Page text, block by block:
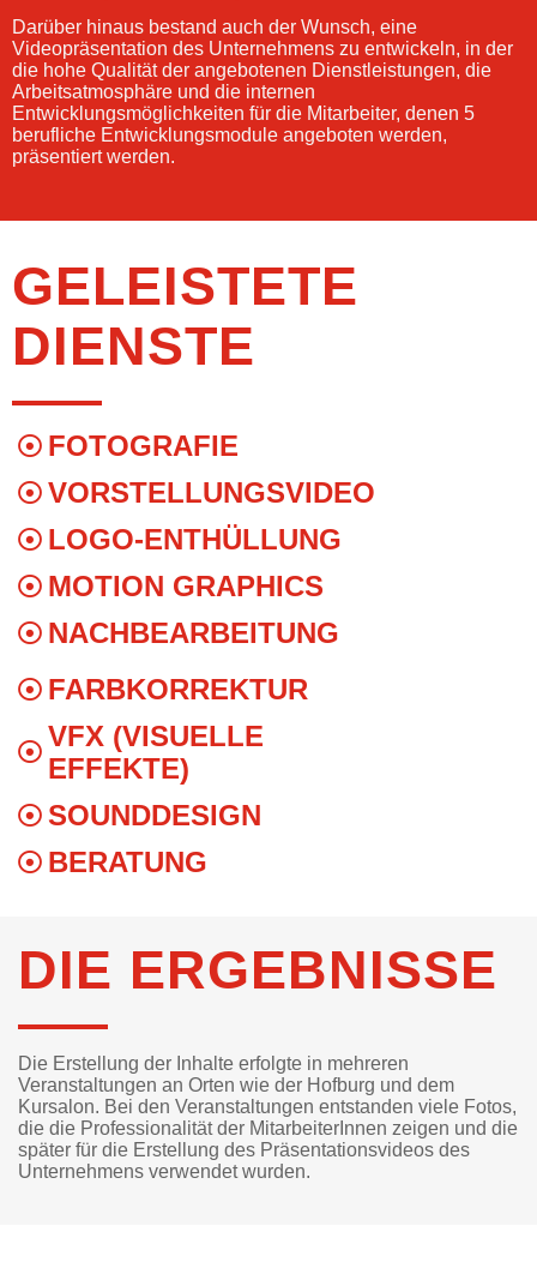
Darüber hinaus bestand auch der Wunsch, eine
Videopräsentation des Unternehmens zu entwickeln, in der
die hohe Qualität der angebotenen Dienstleistungen, die
Arbeitsatmosphäre und die internen
Entwicklungsmöglichkeiten für die Mitarbeiter, denen 5
berufliche Entwicklungsmodule angeboten werden,
präsentiert werden.
GELEISTETE
DIENSTE
FOTOGRAFIE
VORSTELLUNGSVIDEO
LOGO-ENTHÜLLUNG
MOTION GRAPHICS
NACHBEARBEITUNG
FARBKORREKTUR
VFX (VISUELLE
EFFEKTE)
SOUNDDESIGN
BERATUNG
DIE ERGEBNISSE
Die Erstellung der Inhalte erfolgte in mehreren
Veranstaltungen an Orten wie der Hofburg und dem
Kursalon. Bei den Veranstaltungen entstanden viele Fotos,
die die Professionalität der MitarbeiterInnen zeigen und die
später für die Erstellung des Präsentationsvideos des
Unternehmens verwendet wurden.